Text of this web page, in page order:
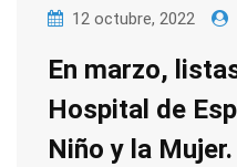
12 octubre, 2022
En marzo,
Hospital de
Niño y la Mujer.